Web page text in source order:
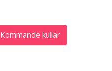
Kommande kullar